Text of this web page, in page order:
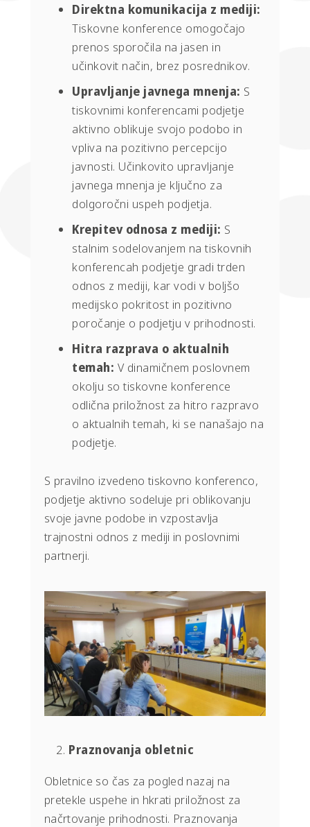
Direktna komunikacija z mediji:
Tiskovne konference omogočajo
prenos sporočila na jasen in
učinkovit način, brez posrednikov.
Upravljanje javnega mnenja: S
tiskovnimi konferencami podjetje
aktivno oblikuje svojo podobo in
vpliva na pozitivno percepcijo
javnosti. Učinkovito upravljanje
javnega mnenja je ključno za
dolgoročni uspeh podjetja.
Krepitev odnosa z mediji: S
stalnim sodelovanjem na tiskovnih
konferencah podjetje gradi trden
odnos z mediji, kar vodi v boljšo
medijsko pokritost in pozitivno
poročanje o podjetju v prihodnosti.
Hitra razprava o aktualnih
temah: V dinamičnem poslovnem
okolju so tiskovne konference
odlična priložnost za hitro razpravo
o aktualnih temah, ki se nanašajo na
podjetje.
S pravilno izvedeno tiskovno konferenco,
podjetje aktivno sodeluje pri oblikovanju
svoje javne podobe in vzpostavlja
trajnostni odnos z mediji in poslovnimi
partnerji.
Praznovanja obletnic
Obletnice so čas za pogled nazaj na
pretekle uspehe in hkrati priložnost za
načrtovanje prihodnosti. Praznovanja